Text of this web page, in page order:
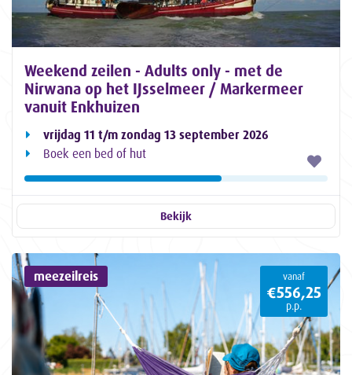
Weekend zeilen - Adults only - met de
Nirwana op het IJsselmeer / Markermeer
vanuit Enkhuizen
vrijdag 11 t/m zondag 13 september 2026
Boek een bed of hut
Bekijk
meezeilreis vanaf
€556,25
p.p.